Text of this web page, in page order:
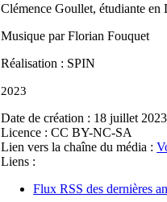
Clémence Goullet, étudiante en
Musique par Florian Fouquet
Réalisation : SPIN
2023
Date de création : 18 juillet 2023
Licence : CC BY-NC-SA
Lien vers la chaîne du média :
Liens :
Flux RSS des dernières